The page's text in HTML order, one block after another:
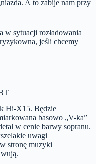
A to zabije nam przy
w sytuacji rozładowania
jeśli chcemy
Hi-X15. Będzie
basowo „V-ka”
w cenie barwy sopranu.
uwagi
stronę muzyki